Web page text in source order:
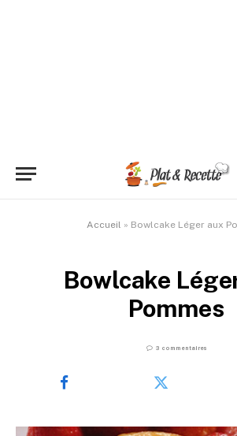
Accueil » Bowlcake Léger aux
Bowlcake
Pommes
3 commentaires